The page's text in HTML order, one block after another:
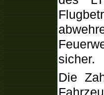
sicher.
Die